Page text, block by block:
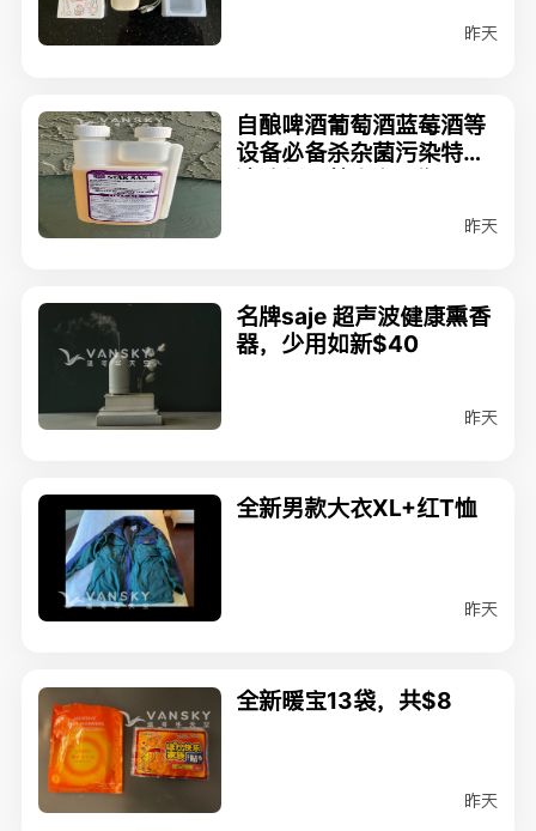
昨天
自酿啤酒葡萄酒蓝莓酒等
设备必备杀杂菌污染特别
昨天
名牌saje 超声波健康熏香
器，少用如新$40
昨天
全新男款大衣XL+红T恤
昨天
全新暖宝13袋，共$8
昨天